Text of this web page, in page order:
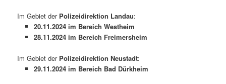
Im Gebiet der Polizeidirektion Landau:
20.11.2024 im Bereich Westheim
28.11.2024 im Bereich Freimersheim
Im Gebiet der Polizeidirektion Neustadt:
29.11.2024 im Bereich Bad Dürkheim